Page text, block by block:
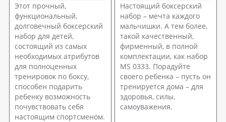
Этот прочный,
функциональный,
долговечный боксерский
набор для детей,
состоящий из самых
необходимых атрибутов
для полноценных
тренировок по боксу,
способен подарить
ребенку возможность
почувствовать себя
настоящим спортсменом.
Настоящий боксерский
набор – мечта каждого
мальчишки. А тем более,
такой качественный,
фирменный, в полной
комплектации, как набор
MS 0333. Порадуйте
своего ребенка – пусть он
тренируется дома – для
здоровья, силы,
самоуважения.